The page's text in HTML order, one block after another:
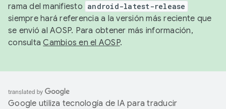
rama del manifiesto android-latest-release
siempre hará referencia a la versión más reciente que
se envió al AOSP. Para obtener más información,
consultaCambios en el AOSP.
Google utiliza tecnología de IA para traducir